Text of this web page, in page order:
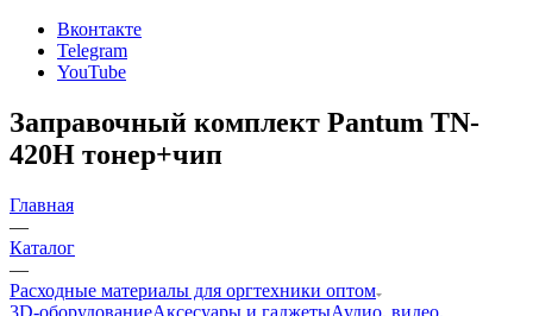
Вконтакте
Telegram
YouTube
Заправочный комплект Pantum TN-
420H тонер+чип
Главная
—
Каталог
—
Расходные материалы для оргтехники оптом
3D-оборудованиеАксесуары и гаджетыАудио, видео,